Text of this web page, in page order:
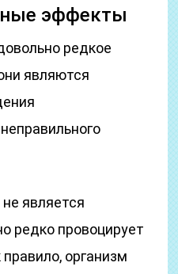
эффекты
редкое
являются
является
редко провоцирует
организм